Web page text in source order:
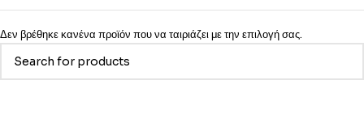
Δεν βρέθηκε κανένα προϊόν που να ταιριάζει με την επιλογή σας.